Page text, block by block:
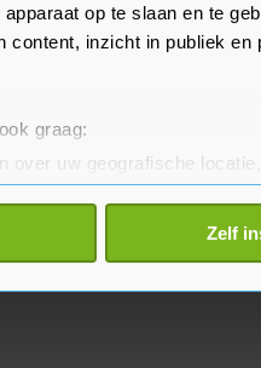
op te slaan en te
content, inzicht in publiek
graag:
over uw geografische
door het actief te
gegevens worden
of intrekken in de
Zelf